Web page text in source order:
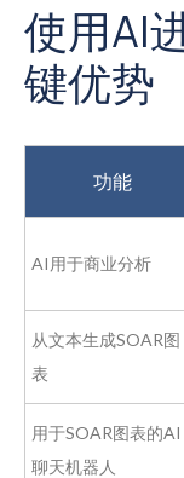
使用AI
键优势
功能
AI用于商业分析
从文本生成SOAR图
表
用于SOAR图表的AI
聊天机器人